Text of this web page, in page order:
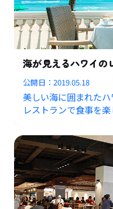
海が見えるハワイの
公開日：2019.05.18
美しい海に囲まれた
レストランで食事を